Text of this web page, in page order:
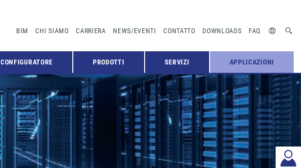
BIM CHI SIAMO CARRIERA NEWS/EVENTI CONTATTO DOWNLOADS FAQ
CONFIGURATORE PRODOTTI SERVIZI APPLICAZIONI